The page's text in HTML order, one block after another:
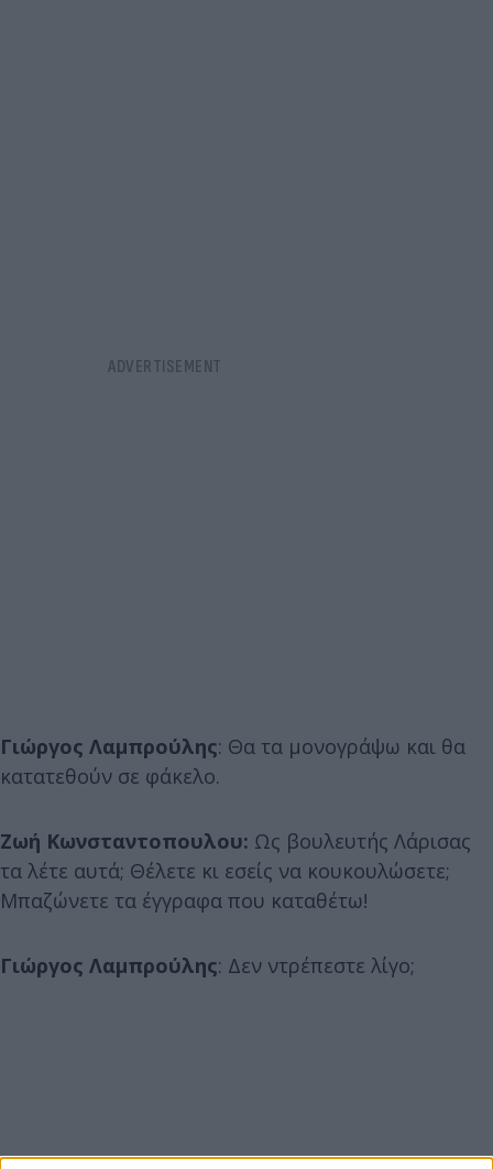
Γιώργος Λαμπρούλης: Θα τα μονογράψω και θα
κατατεθούν σε φάκελο.
Ζωή Κωνσταντοπουλου: Ως βουλευτής Λάρισας
τα λέτε αυτά; Θέλετε κι εσείς να κουκουλώσετε;
Μπαζώνετε τα έγγραφα που καταθέτω!
Γιώργος Λαμπρούλης: Δεν ντρέπεστε λίγο;